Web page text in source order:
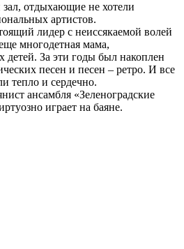
отдыхающие не хотели
артистов.
лидер с неиссякаемой волей
многодетная мама,
За эти годы был накоплен
песен и песен – ретро. И все
тепло и сердечно.
ансамбля «Зеленоградские
играет на баяне.